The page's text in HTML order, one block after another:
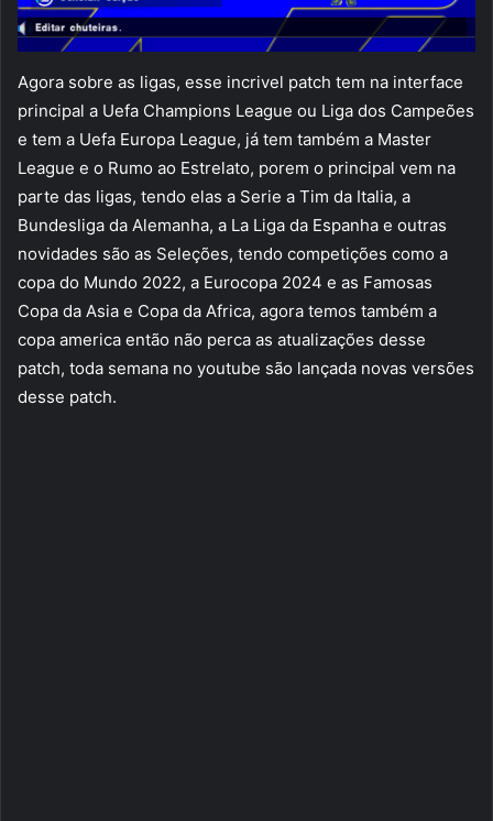
Agora sobre as ligas, esse incrivel patch tem na interface
principal a Uefa Champions League ou Liga dos Campeões
e tem a Uefa Europa League, já tem também a Master
League e o Rumo ao Estrelato, porem o principal vem na
parte das ligas, tendo elas a Serie a Tim da Italia, a
Bundesliga da Alemanha, a La Liga da Espanha e outras
novidades são as Seleções, tendo competições como a
copa do Mundo 2022, a Eurocopa 2024 e as Famosas
Copa da Asia e Copa da Africa, agora temos também a
copa america então não perca as atualizações desse
patch, toda semana no youtube são lançada novas versões
desse patch.